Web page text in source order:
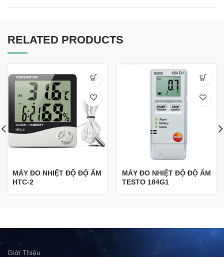
RELATED PRODUCTS
MÁY ĐO NHIỆT ĐỘ ĐỘ ẨM
HTC-2
MÁY ĐO NHIỆT ĐỘ ĐỘ ẨM
TESTO 184G1
Giới Thiệu